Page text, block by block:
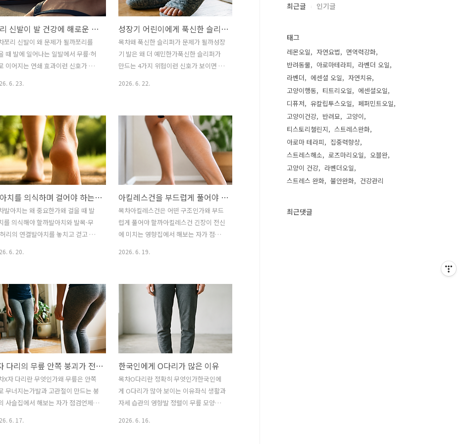
쪼리 신발이 발 건강에 해로운 이유
쪼리 신발이 왜 문제가 될까쪼리를
때 발에 일어나는 일발에서 무릎·허
이어지는 연쇄 효과이런 신호가 보
가락으로 끈을 붙잡아야 하고, 아치
꿈치 지지가 거의 없어 짧은 시간의
움 뒤에 발바닥·발목·무릎·허리까
어지는 미세한 무너짐을 남길 수 있
다.여름이 되면 신발장 한쪽에서 쪼
다시 꺼내집니다. 가볍고, 시원하고,
벗기 편하니까요. 그러나 “편하
는 첫인상과 달리, 쪼리는 발이 가장
하지 않는 신발 중 하나입니다. 발이
을 신는 게 아니라, 발가락이 신발을
고 다녀야 하기 때문입니다. 짧게는
..
6. 23.
성장기 어린이에게 푹신한 슬리퍼를 신기면 안되는 이유
목차왜 푹신한 슬리퍼가 문제가 될까성장
기 발은 왜 더 예민한가푹신한 슬리퍼가
만드는 4가지 위험이런 신호가 보이면 점
성된 구조가 아니기 때문에, 지나치게 푹
신한 슬리퍼는 오히려 발아치와 발목 안
정성을 흐릴 수 있습니다. 편해 보여도 뒤
꿈치 고정이 없고 바닥 반응이 둔한 신발
은 아이 발의 감각 발달과 보행 안정성을
방해할 수 있습니다.아이에게 푹신한 슬
리퍼를 신겨주면 부모 마음은 편합니다.
바닥이 차가워도 덜 걱정되고, 아이도 “폭
신폭신해서 좋아”라고 말하니까요. 그런
데 성장기 어린이의 발에는 그 ‘폭신함’이
꼭 장점만은 아닙니다. 어른에게는 편안
성을 흐..
2026. 6. 22.
발아치를 의식하며 걸어야 하는 이유,무심한 한 걸음이 자세를 바꾼다
발아치는 왜 중요한가왜 걸을 때 발
를 의식해야 할까발아치와 발목·무
리의 연결발아치를 놓치고 걷고 있
추진력을 담당하는 핵심 구조입니
걸을 때 발아치를 의식하지 않으면 발
무너지고, 무릎과 골반, 허리까지 연
으로 흔들릴 수 있습니다.우리는 걷
법을 따로 배우지 않습니다. 그래서 대
분의 사람들은 “그냥 익숙한 방식”으로
을 걷습니다. 하지만 몸은 익숙하다
서 늘 올바른 방식으로 움직이는 것
닙니다. 특히 발아치를 거의 의식하
은 채 걷는 습관은 발바닥 피로, 발목
정, 무릎 통증, 허리 뻐근함으로 이어
..
6. 20.
아킬레스건을 부드럽게 풀어야 하는 이유
목차아킬레스건은 어떤 구조인가왜 부드
럽게 풀어야 할까아킬레스건 긴장이 전신
에 미치는 영향집에서 해보는 자가 점검
보상으로 무릎과 허리의 움직임이 왜곡됩
니다. 그래서 아킬레스건을 부드럽게 푸
는 일은 단순 스트레칭이 아니라, 발목 가
동성 회복과 통증 예방을 위한 기본 관리
입니다.발뒤꿈치 위쪽이 늘 당기고, 종아
리가 쉽게 뻐근하며, 스쿼트나 계단 동작
에서 발목이 잘 접히지 않는다면 문제는
단순히 종아리가 뭉친 것이 아닐 수 있습
니다. 그 중심에는 아킬레스건이 있습니
다. 많은 사람들이 아킬레스건을 “단단할
수록 좋은 힘줄”처럼 생각하지만, 실제로
스건이 발목과 무릎..
2026. 6. 19.
X자 다리의 무릎 안쪽 붕괴가 전신 정렬을 흔드는 방식
X자 다리란 무엇인가왜 무릎은 안쪽
무너지는가발과 고관절이 만드는 붕
사슬집에서 해보는 자가 점검언제
6. 17.
한국인에게 O다리가 많은 이유
목차O다리란 정확히 무엇인가한국인에
게 O다리가 많아 보이는 이유좌식 생활과
자세 습관의 영향발 정렬이 무릎 모양을
2026. 6. 16.
최근글 인기글
태그
레몬오일 자연요법
면역력강화
반려동물
아로마테라피
라벤더 오일
라벤더
에센셜 오일
자연치유
고양이행동
티트리오일
에센셜오일
디퓨저
유칼립투스오일
페퍼민트오일
고양이건강
반려묘
고양이
티스토리챌린지
스트레스완화
아로마 테라피
집중력향상
스트레스해소
로즈마리오일
오블완
고양이 건강
라벤더오일
스트레스 완화
불안완화 건강관리
최근댓글